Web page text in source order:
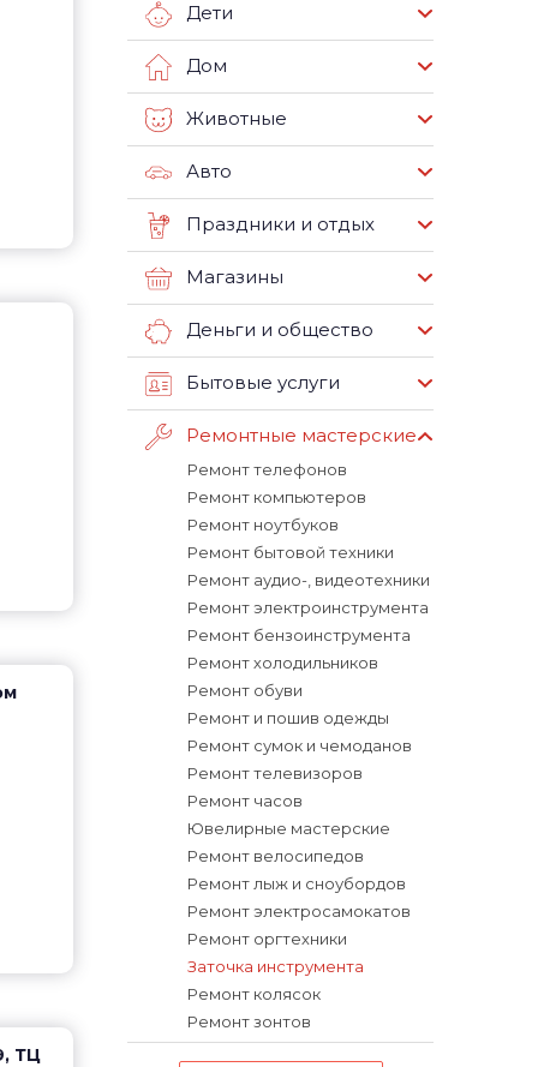
ТЦ
Дети
Дом
Животные
Авто
Праздники и отдых
Магазины
Деньги и общество
Бытовые услуги
Ремонтные мастерские
Ремонт телефонов
Ремонт компьютеров
Ремонт ноутбуков
Ремонт бытовой техники
Ремонт аудио-, видеотехники
Ремонт электроинструмента
Ремонт бензоинструмента
Ремонт холодильников
Ремонт обуви
Ремонт и пошив одежды
Ремонт сумок и чемоданов
Ремонт телевизоров
Ремонт часов
Ювелирные мастерские
Ремонт велосипедов
Ремонт лыж и сноубордов
Ремонт электросамокатов
Ремонт оргтехники
Заточка инструмента
Ремонт колясок
Ремонт зонтов